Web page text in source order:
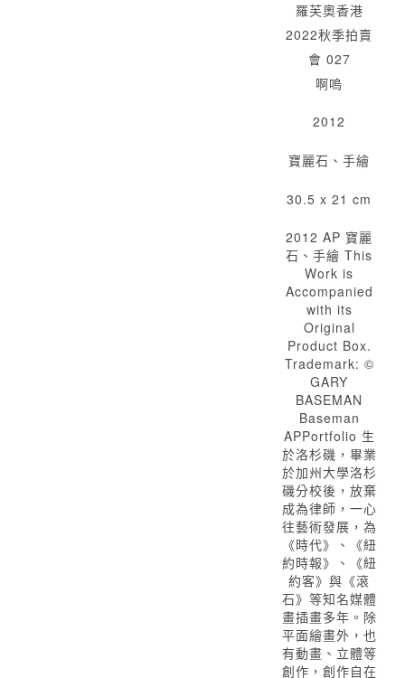
羅芙奧香港
2022秋季拍賣
會 027
啊嗚
2012
寶麗石、手繪
30.5 x 21 cm
2012 AP 寶麗
石、手繪 This
Work is
Accompanied
with its
Original
Product Box.
Trademark: ©
GARY
BASEMAN
Baseman
APPortfolio 生
於洛杉磯，畢業
於加州大學洛杉
磯分校後，放棄
成為律師，一心
往藝術發展，為
《時代》、《紐
約時報》、《紐
約客》與《滾
石》等知名媒體
畫插畫多年。除
平面繪畫外，也
有動畫、立體等
創作，創作自在